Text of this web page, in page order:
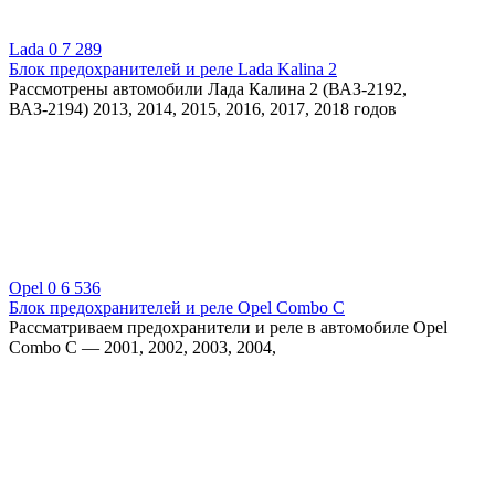
Lada 0 7 289
Блок предохранителей и реле Lada Kalina 2
Рассмотрены автомобили Лада Калина 2 (ВАЗ-2192,
ВАЗ-2194) 2013, 2014, 2015, 2016, 2017, 2018 годов
Opel 0 6 536
Блок предохранителей и реле Opel Combo С
Рассматриваем предохранители и реле в автомобиле Opel
Combo С — 2001, 2002, 2003, 2004,